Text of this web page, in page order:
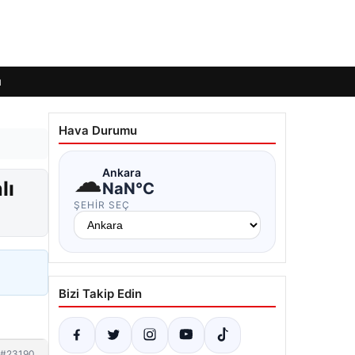
Hava Durumu
☁Ankara
NaN°C
ŞEHIR SEÇ
Bizi Takip Edin